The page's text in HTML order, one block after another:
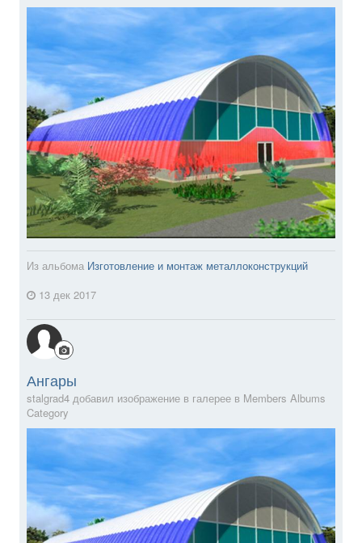
Из альбома Изготовление и монтаж металлоконструкций
13 дек 2017
Ангары
stalgrad4 добавил изображение в галерее в Members Albums
Category